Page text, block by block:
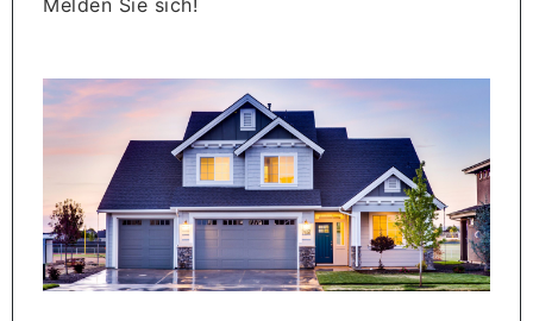
Melden Sie sich!